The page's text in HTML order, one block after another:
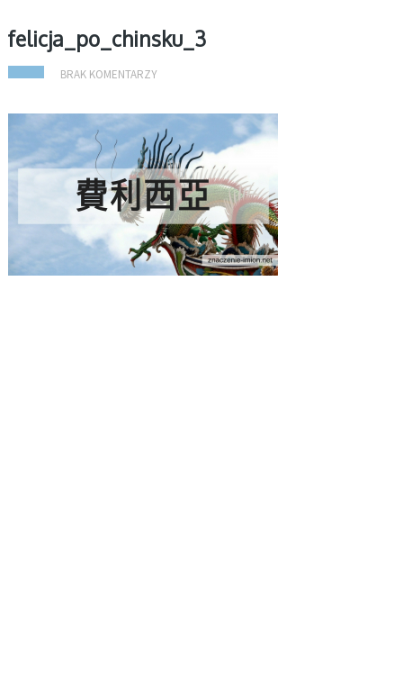
felicja_po_chinsku_3
BRAK KOMENTARZY